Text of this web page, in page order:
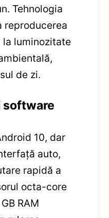
Tehnologia
reproducerea
luminozitate
de zi.
software
10, dar
auto,
rapidă a
octa-core
RAM